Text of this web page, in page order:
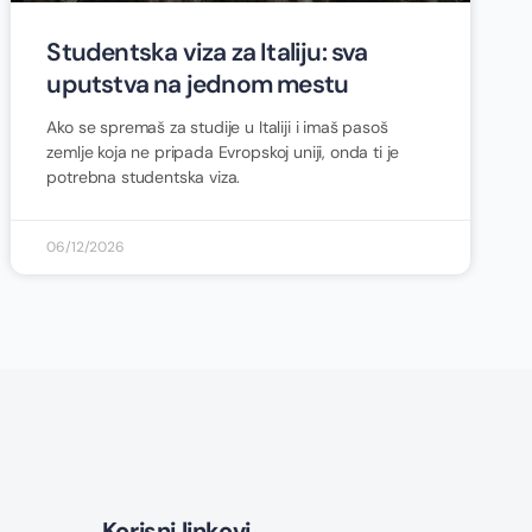
Studentska viza za Italiju: sva
uputstva na jednom mestu
Ako se spremaš za studije u Italiji i imaš pasoš
zemlje koja ne pripada Evropskoj uniji, onda ti je
potrebna studentska viza.
06/12/2026